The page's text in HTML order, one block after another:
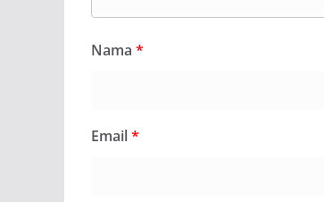
Nama *
Email*